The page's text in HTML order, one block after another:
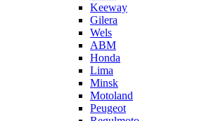
Keeway
Gilera
Wels
ABM
Honda
Lima
Minsk
Motoland
Peugeot